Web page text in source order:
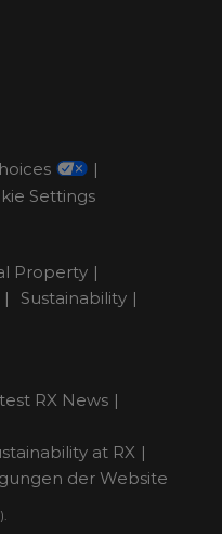
Settings
Property
Sustainability
RX News
at RX
der Website